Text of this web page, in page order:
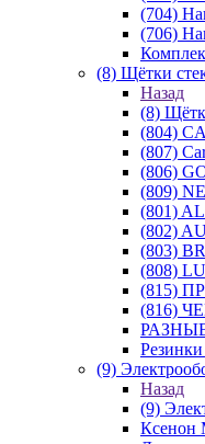
(704)
(706)
(8) Щётки
Назад
(8)
(804)
(807)
(806)
(809)
(801)
(802)
(803)
(808)
(815)
(816)
(9)
Назад
(9)
Ксенон